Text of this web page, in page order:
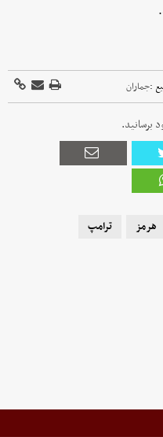
:جماران
برسانید.
هرمز ترامپ